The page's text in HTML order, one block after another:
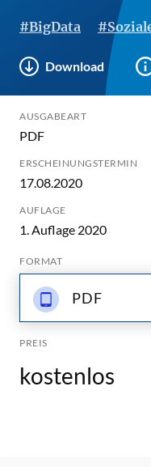
#BigData
Download
AUSGABEART
PDF
ERSCHEINUNGSTERMIN
17.08.2020
AUFLAGE
1. Auflage 2020
FORMAT
PDF
PREIS
kostenlos